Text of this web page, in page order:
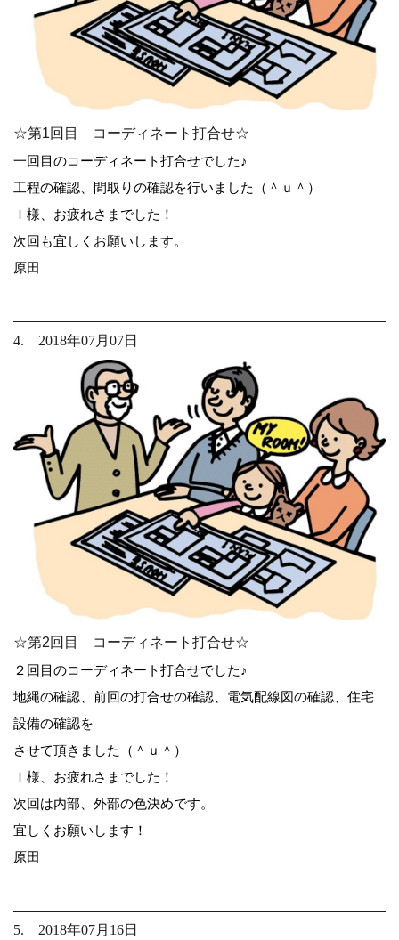
☆第1回目 コーディネート打合せ☆
一回目のコーディネート打合せでした♪
工程の確認、間取りの確認を行いました（＾ｕ＾）
Ｉ様、お疲れさまでした！
次回も宜しくお願いします。
原田
4. 2018年07月07日
☆第2回目 コーディネート打合せ☆
２回目のコーディネート打合せでした♪
地縄の確認、前回の打合せの確認、電気配線図の確認、住宅
設備の確認を
させて頂きました（＾ｕ＾）
Ｉ様、お疲れさまでした！
次回は内部、外部の色決めです。
宜しくお願いします！
原田
5. 2018年07月16日